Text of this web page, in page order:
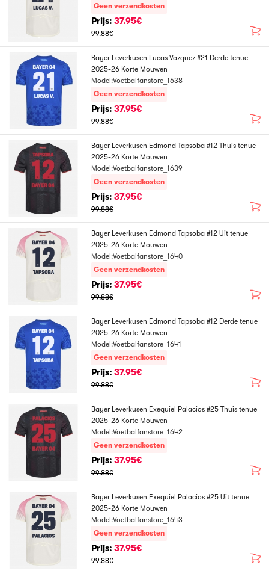
Geen verzendkosten
Prijs: 37.95€
99.88€
Bayer Leverkusen Lucas Vazquez #21 Derde tenue
2025-26 Korte Mouwen
Model:Voetbalfanstore_1638
Geen verzendkosten
Prijs: 37.95€
99.88€
Bayer Leverkusen Edmond Tapsoba #12 Thuis tenue
2025-26 Korte Mouwen
Model:Voetbalfanstore_1639
Geen verzendkosten
Prijs: 37.95€
99.88€
Bayer Leverkusen Edmond Tapsoba #12 Uit tenue
2025-26 Korte Mouwen
Model:Voetbalfanstore_1640
Geen verzendkosten
Prijs: 37.95€
99.88€
Bayer Leverkusen Edmond Tapsoba #12 Derde tenue
2025-26 Korte Mouwen
Model:Voetbalfanstore_1641
Geen verzendkosten
Prijs: 37.95€
99.88€
Bayer Leverkusen Exequiel Palacios #25 Thuis tenue
2025-26 Korte Mouwen
Model:Voetbalfanstore_1642
Geen verzendkosten
Prijs: 37.95€
99.88€
Bayer Leverkusen Exequiel Palacios #25 Uit tenue
2025-26 Korte Mouwen
Model:Voetbalfanstore_1643
Geen verzendkosten
Prijs: 37.95€
99.88€